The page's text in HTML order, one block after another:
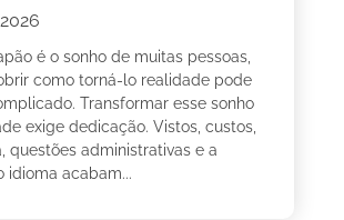
é o sonho de muitas pessoas,
como torná-lo realidade pode
Transformar esse sonho
exige dedicação. Vistos, custos,
questões administrativas e a
idioma acabam...